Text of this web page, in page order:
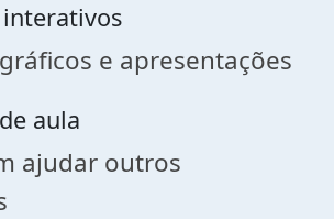
e apresentações
aula
ajudar outros